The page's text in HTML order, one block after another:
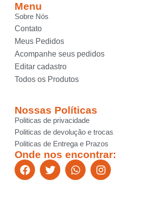
Menu
Sobre Nós
Contato
Meus Pedidos
Acompanhe seus pedidos
Editar cadastro
Todos os Produtos
Nossas Políticas
Politicas de privacidade
Politicas de devolução e trocas
Politicas de Entrega e Prazos
Onde nos encontrar: